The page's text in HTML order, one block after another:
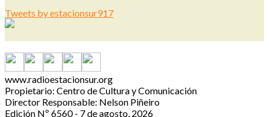
Tweets by estacionsur917
www.radioestacionsur.org
Propietario: Centro de Cultura y Comunicación
Director Responsable: Nelson Piñeiro
Edición Nº 6560 - 7 de agosto, 2026